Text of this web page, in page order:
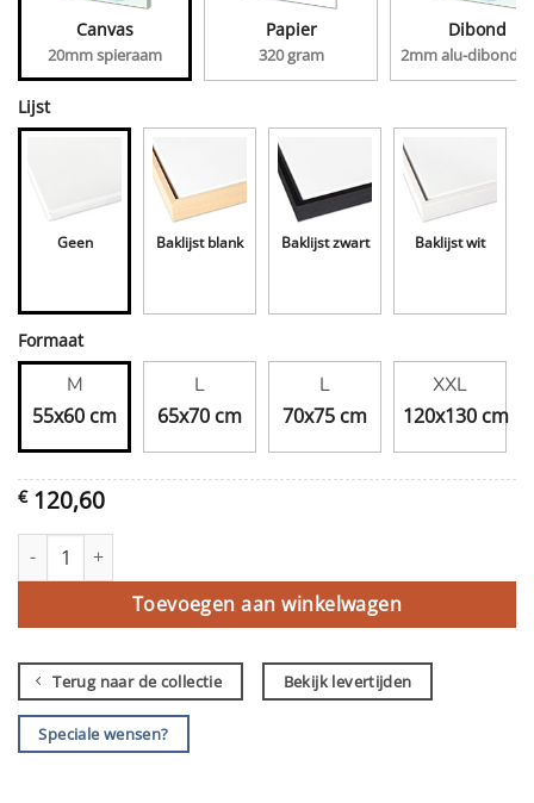
Canvas
20mm spieraam
Papier
320 gram
Dibond
2mm alu-dibond,
Lijst
Geen Baklijst blank Baklijst zwart Baklijst wit
Formaat
M
55x60 cm
L
65x70 cm
L
70x75 cm
XXL
120x130 cm
€120,60
Hallo dames aantal
Toevoegen aan winkelwagen
Terug naar de collectie Bekijk levertijden
Speciale wensen?